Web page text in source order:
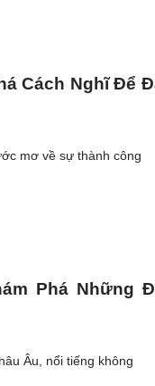
Cách Nghĩ Để
mơ về sự thành công
Phá Những
Âu, nổi tiếng không